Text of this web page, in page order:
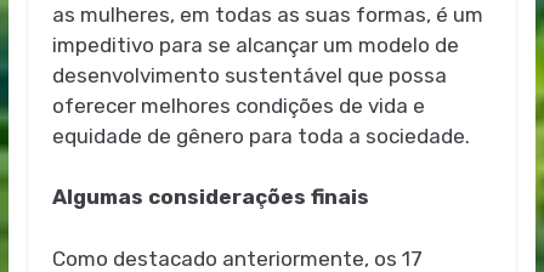
as mulheres, em todas as suas formas, é um
impeditivo para se alcançar um modelo de
desenvolvimento sustentável que possa
oferecer melhores condições de vida e
equidade de gênero para toda a sociedade.
Algumas considerações finais
Como destacado anteriormente, os 17